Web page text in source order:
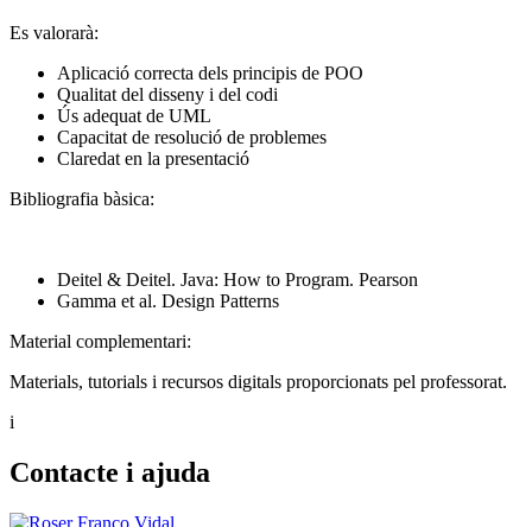
Es valorarà:
Aplicació correcta dels principis de POO
Qualitat del disseny i del codi
Ús adequat de UML
Capacitat de resolució de problemes
Claredat en la presentació
Bibliografia bàsica:
Deitel & Deitel. Java: How to Program. Pearson
Gamma et al. Design Patterns
Material complementari:
Materials, tutorials i recursos digitals proporcionats pel professorat.
i
Contacte i ajuda